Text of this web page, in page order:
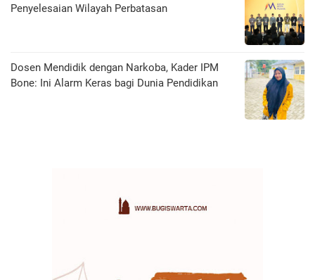
Penyelesaian Wilayah Perbatasan
Dosen Mendidik dengan Narkoba, Kader IPM
Bone: Ini Alarm Keras bagi Dunia Pendidikan